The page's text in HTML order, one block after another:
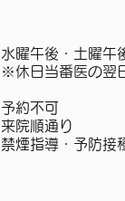
水曜午後・土曜午
※休日当番医の翌
予約不可
来院順通り
禁煙指導・予防接